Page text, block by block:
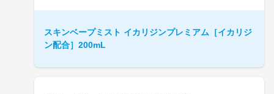
スキンベープミスト イカリジンプレミアム［イカリジ
ン配合］200mL